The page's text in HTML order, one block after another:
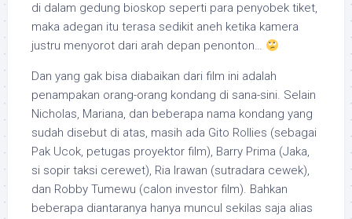
di dalam gedung bioskop seperti para penyobek tiket,
maka adegan itu terasa sedikit aneh ketika kamera
justru menyorot dari arah depan penonton…
Dan yang gak bisa diabaikan dari film ini adalah
penampakan orang-orang kondang di sana-sini. Selain
Nicholas, Mariana, dan beberapa nama kondang yang
sudah disebut di atas, masih ada Gito Rollies (sebagai
Pak Ucok, petugas proyektor film), Barry Prima (Jaka,
si sopir taksi cerewet), Ria Irawan (sutradara cewek),
dan Robby Tumewu (calon investor film). Bahkan
beberapa diantaranya hanya muncul sekilas saja alias